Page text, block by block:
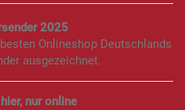
2025
Onlineshop Deutschlands
ausgezeichnet.
nur online